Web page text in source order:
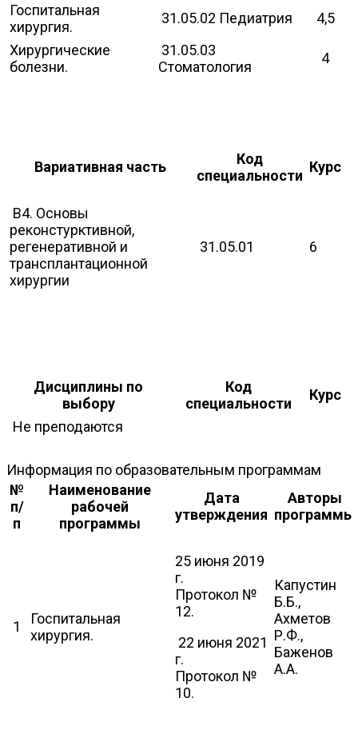
Госпитальная
хирургия.
31.05.02 Педиатрия
4,5
Хирургические
болезни.
31.05.03
Стоматология
4
Вариативная часть
Код
специальности
Курс
В4. Основы
реконстурктивной,
регенеративной и
трансплантационной
хирургии
31.05.01 6
Дисциплины по
выбору
Код
специальности
Курс
Не преподаются
Информация по образовательным программам
№
п/
п
Наименование
рабочей
программы
Дата
утверждения
Авторы
программы
1
Госпитальная
хирургия.
25 июня 2019
г.
Протокол №
12.
22 июня 2021
г.
Протокол №
10.
Капустин
Б.Б.,
Ахметов
Р.Ф.,
Баженов
А.А.